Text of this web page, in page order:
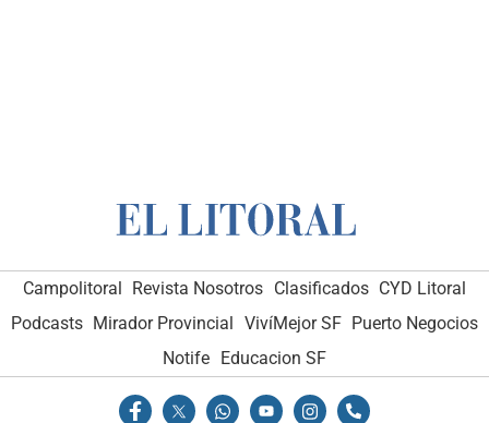
Campolitoral Revista Nosotros Clasificados CYD Litoral
Podcasts Mirador Provincial VivíMejor SF Puerto Negocios
Notife Educacion SF